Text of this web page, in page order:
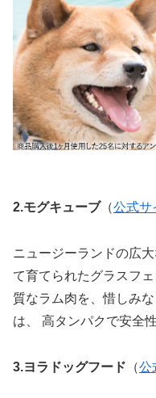
2.モグキューブ（公式サ
ニュージーランドの広
て育てられたグラスフ
質なラム肉を、惜しみ
は、 高タンパクで安全
3.ヨラドッグフード （公